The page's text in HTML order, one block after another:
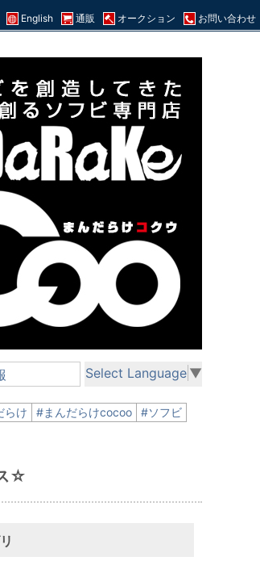
English 通販 オークション お問い合わせ
Select Language ▼
らけ #まんだらけcocoo
#ソフビ
☆